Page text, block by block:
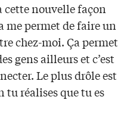
cette nouvelle façon
me permet de faire un
chez-moi. Ça permet
gens ailleurs et c’est
Le plus drôle est
tu réalises que tu es